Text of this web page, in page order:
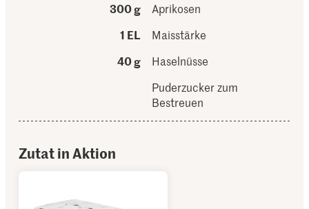
300 g
Aprikosen
1 EL
Maisstärke
40 g
Haselnüsse
Puderzucker zum
Bestreuen
Zutat in Aktion